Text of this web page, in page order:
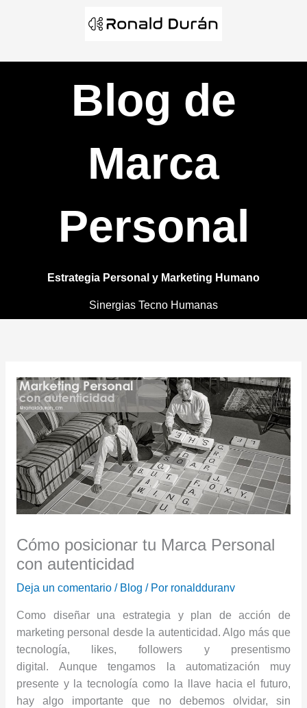
Blog de
Marca
Personal
Estrategia Personal y Marketing Humano
Sinergias Tecno Humanas
Cómo posicionar tu Marca Personal
con autenticidad
Deja un comentario / Blog / Por ronaldduranv
Como diseñar una estrategia y plan de acción de
marketing personal desde la autenticidad. Algo más que
tecnología, likes, followers y presentismo
digital.Aunque tengamos la automatización muy
presente y la tecnología como la llave hacia el futuro,
hay algo importante que no debemos olvidar, sin